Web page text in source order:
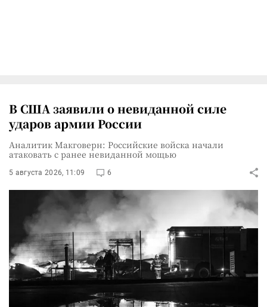
В США заявили о невиданной силе
ударов армии России
Аналитик Макговерн: Российские войска начали
атаковать с ранее невиданной мощью
5 августа 2026, 11:09 6